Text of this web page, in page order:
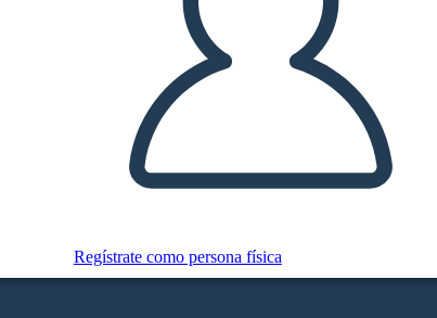
Regístrate como persona física